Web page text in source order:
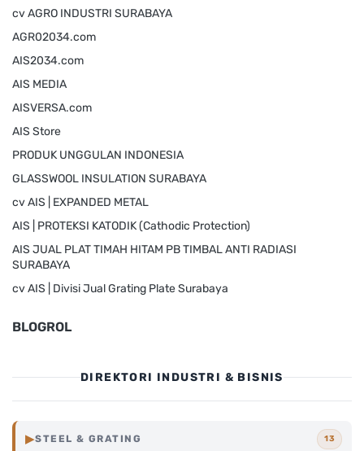
cv AGRO INDUSTRI SURABAYA
AGR02034.com
AIS2034.com
AIS MEDIA
AISVERSA.com
AIS Store
PRODUK UNGGULAN INDONESIA
GLASSWOOL INSULATION SURABAYA
cv AIS | EXPANDED METAL
AIS | PROTEKSI KATODIK (Cathodic Protection)
AIS JUAL PLAT TIMAH HITAM PB TIMBAL ANTI RADIASI
SURABAYA
cv AIS | Divisi Jual Grating Plate Surabaya
BLOGROL
DIREKTORI INDUSTRI & BISNIS
▶STEEL & GRATING 13